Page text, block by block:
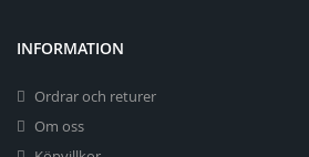
INFORMATION
Ordrar och returer
Om oss